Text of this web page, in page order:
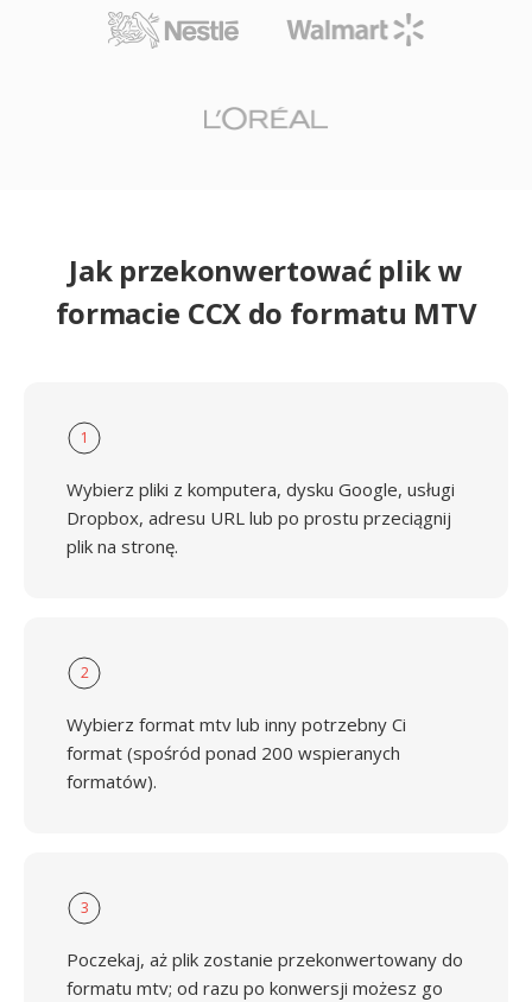
Jak przekonwertować plik w
formacie CCX do formatu MTV
1
Wybierz pliki z komputera, dysku Google, usługi
Dropbox, adresu URL lub po prostu przeciągnij
plik na stronę.
2
Wybierz format mtv lub inny potrzebny Ci
format (spośród ponad 200 wspieranych
formatów).
3
Poczekaj, aż plik zostanie przekonwertowany do
formatu mtv; od razu po konwersji możesz go